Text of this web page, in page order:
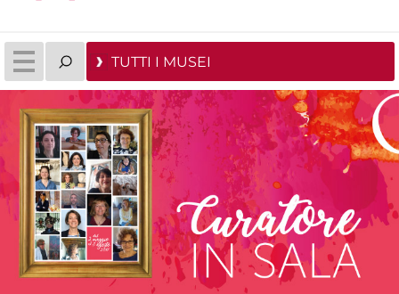
TUTTI I MUSEI